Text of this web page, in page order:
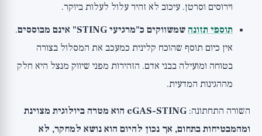
וירוסים וסרטן. עיכוב לא זהיר עלול לעלות ביוקר.
תוספי תזונה שמשווקים כ"מרגיעי STING" אינם מבוססים
.
אין כיום תוסף שהוכח קלינית כמעכב את המסלול בצורה
בטוחה ומועילה בבני אדם. הזהירות מפני שיווק מנצל היא חלק
מההגינות המדעית.
השורה התחתונה:
cGAS-STING הוא מטרה ביולוגית מצוינת
ומהמבטיחות בתחום, אך נכון להיום הוא נושא למחקר, לא